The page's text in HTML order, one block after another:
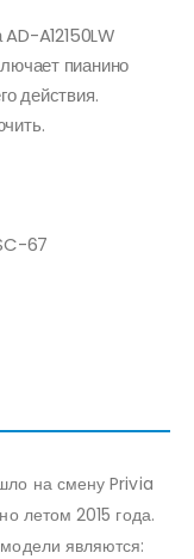
A12150LW
пианино
действия.
67
на смену Privia
летом 2015 года.
являются: